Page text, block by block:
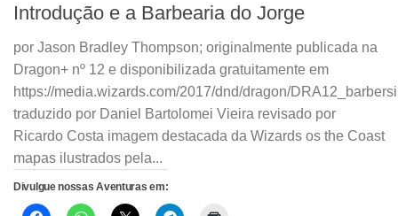
Introdução e a Barbearia do Jorge
por Jason Bradley Thompson; originalmente publicada na
Dragon+ nº 12 e disponibilizada gratuitamente em
https://media.wizards.com/2017/dnd/dragon/
traduzido por Daniel Bartolomei Vieira revisado por
Ricardo Costa imagem destacada da Wizards os the Coast
mapas ilustrados pela...
Divulgue nossas Aventuras em: